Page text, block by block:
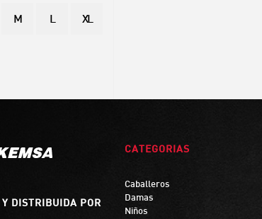
M L XL
Y DISTRIBUIDA POR
CATEGORIAS
Caballeros
Damas
Niños